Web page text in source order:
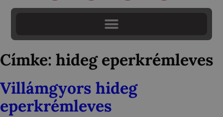
Címke: hideg eperkrémleves
Villámgyors hideg
eperkrémleves